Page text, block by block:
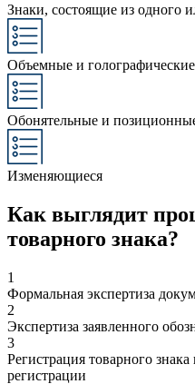
Знаки, состоящие из одного
Объемные и голографические
Обонятельные и
Изменяющиеся
Как выглядит
товарного знака?
1
Формальная экспертиза
2
Экспертиза заявленного
3
Регистрация товарного
регистрации